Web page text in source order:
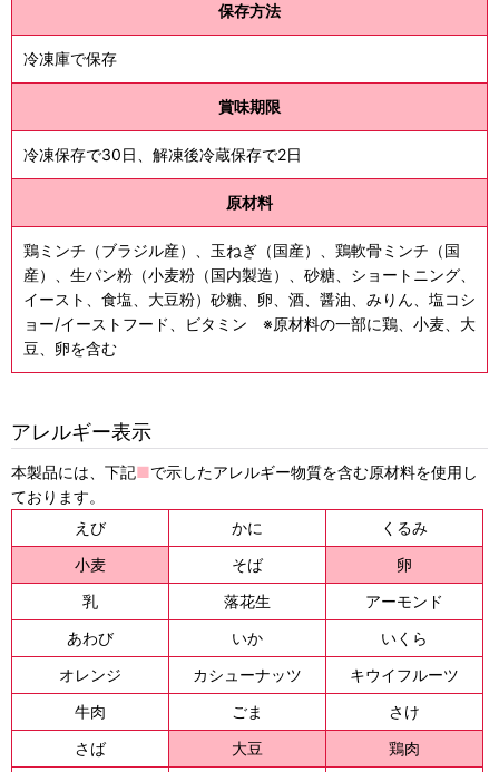
保存方法
冷凍庫で保存
賞味期限
冷凍保存で30日、解凍後冷蔵保存で2日
原材料
鶏ミンチ（ブラジル産）、玉ねぎ（国産）、鶏軟骨ミンチ（国
産）、生パン粉（小麦粉（国内製造）、砂糖、ショートニング、
イースト、食塩、大豆粉）砂糖、卵、酒、醤油、みりん、塩コシ
ョー/イーストフード、ビタミン ※原材料の一部に鶏、小麦、大
豆、卵を含む
アレルギー表示
本製品には、下記■で示したアレルギー物質を含む原材料を使用し
ております。
えび
かに
くるみ
小麦
そば
卵
乳
落花生
アーモンド
あわび
いか
いくら
オレンジ
カシューナッツ
キウイフルーツ
牛肉
ごま
さけ
さば
大豆
鶏肉